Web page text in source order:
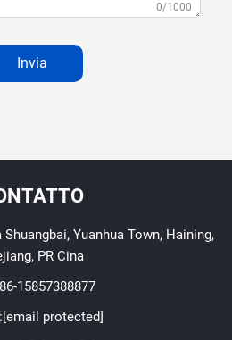
0/1000
Invia
Yuanhua Town, Haining,
PR Cina
15857388877
[email protected]